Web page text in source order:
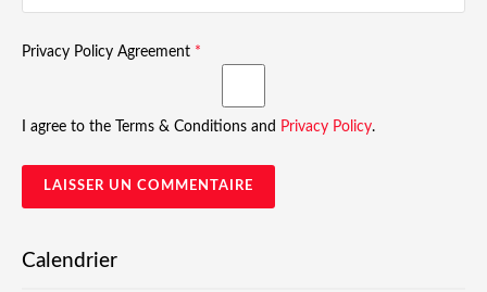
Privacy Policy Agreement *
I agree to the Terms & Conditions and Privacy Policy.
Calendrier